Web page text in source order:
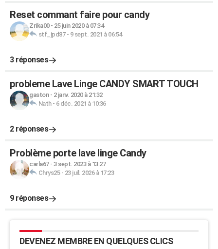
Reset commant faire pour candy
Zrika00- 25 juin 2020 à 07:34
stf_jpd87- 9 sept. 2021 à 06:54
3 réponses
probleme Lave Linge CANDY SMART TOUCH
gaston- 2 janv. 2020 à 21:32
Nath- 6 déc. 2021 à 10:36
2 réponses
Problème porte lave linge Candy
carla67- 3 sept. 2023 à 13:27
Chrys25- 23 juil. 2026 à 17:23
9 réponses
DEVENEZ MEMBRE EN QUELQUES CLICS